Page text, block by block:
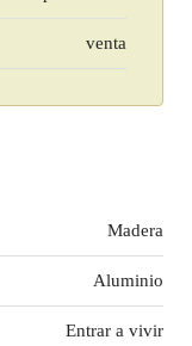
venta
Madera
Aluminio
Entrar a vivir